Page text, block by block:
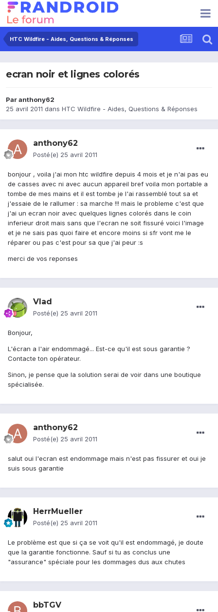
HTC Wildfire - Aides, Questions & Réponses
ecran noir et lignes colorés
Paranthony62
25 avril 2011 dans HTC Wildfire - Aides, Questions & Réponses
anthony62
Posté(e) 25 avril 2011
bonjour , voila j'ai mon htc wildfire depuis 4 mois et je n'ai pas eu
de casses avec ni avec aucun appareil bref voila mon portable a
tombe de mes mains et il est tombe je l'ai rassemblé tout sa et
j'essaie de le rallumer : sa marche !!! mais le probleme c'est que
j'ai un ecran noir avec quelques lignes colorés dans le coin
inferieur droit mais sans que l'ecran ne soit fissuré voici l'image
et je ne sais pas quoi faire et encore moins si sfr vont me le
réparer ou pas c'est pour sa que j'ai peur :s
merci de vos reponses
Vlad
Posté(e) 25 avril 2011
Bonjour,
L'écran a l'air endommagé... Est-ce qu'il est sous garantie ?
Contacte ton opérateur.
Sinon, je pense que la solution serai de voir dans une boutique
spécialisée.
anthony62
Posté(e) 25 avril 2011
salut oui l'ecran est endommage mais n'est pas fissurer et oui je
suis sous garantie
HerrMueller
Posté(e) 25 avril 2011
Le problème est que si ça se voit qu'il est endommagé, je doute
que la garantie fonctionne. Sauf si tu as conclus une
"assurance" spéciale pour les dommages dus aux chutes
bbTGV